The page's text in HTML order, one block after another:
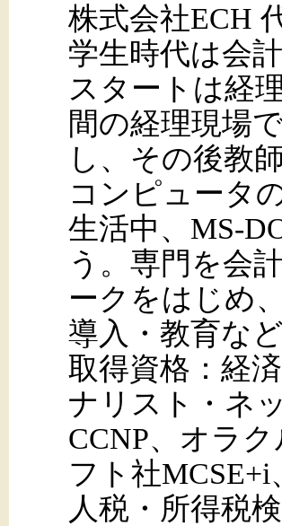
株式会社ECH
学生時代は会
スタートは経
間の経理現場
し、その後教
コンピュータ
生活中、MS-
う。専門を会
ークをはじめ
導入・教育な
取得資格：経
ナリスト・ネ
CCNP、オラ
フト社
人税・所得税